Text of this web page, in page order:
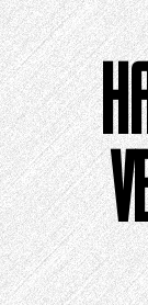
Zum
Inhalt
springen